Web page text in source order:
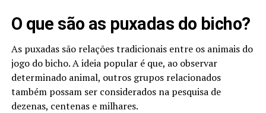
O que são as puxadas do bicho?
As puxadas são relações tradicionais entre os animais do
jogo do bicho. A ideia popular é que, ao observar
determinado animal, outros grupos relacionados
também possam ser considerados na pesquisa de
dezenas, centenas e milhares.